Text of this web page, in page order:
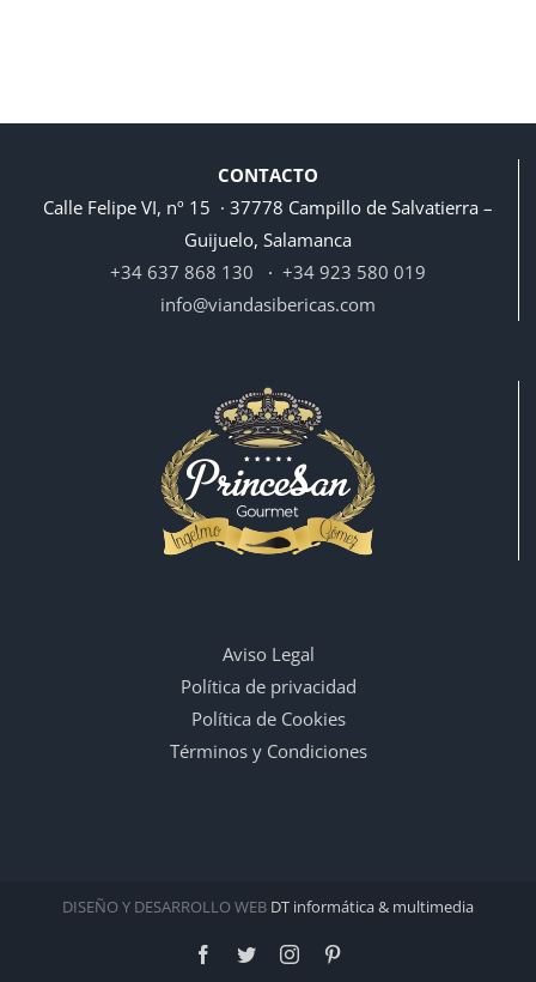
CONTACTO
Calle Felipe VI, nº 15 · 37778 Campillo de Salvatierra –
Guijuelo, Salamanca
+34 637 868 130 · +34 923 580 019
info@viandasibericas.com
Aviso Legal
Política de privacidad
Política de Cookies
Términos y Condiciones
DISEÑO Y DESARROLLO WEB DT informática & multimedia
Facebook
TwitterInstagram